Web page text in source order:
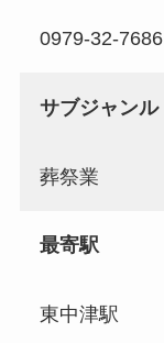
0979-32-7686
サブジャンル
葬祭業
最寄駅
東中津駅